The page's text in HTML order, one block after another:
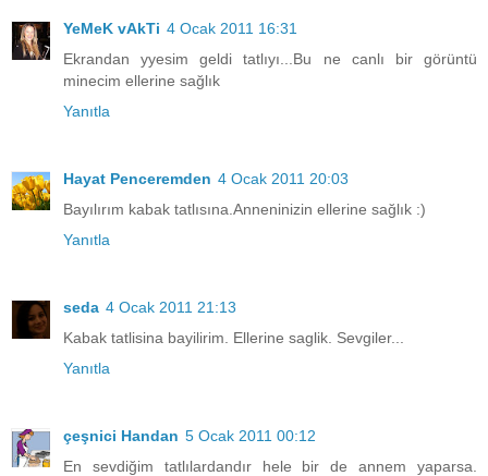
YeMeK vAkTi 4 Ocak 2011 16:31
Ekrandan yyesim geldi tatlıyı...Bu ne canlı bir görüntü
minecim ellerine sağlık
Yanıtla
Hayat Penceremden 4 Ocak 2011 20:03
Bayılırım kabak tatlısına.Anneninizin ellerine sağlık :)
Yanıtla
seda 4 Ocak 2011 21:13
Kabak tatlisina bayilirim. Ellerine saglik. Sevgiler...
Yanıtla
çeşnici Handan 5 Ocak 2011 00:12
En sevdiğim tatlılardandır hele bir de annem yaparsa.